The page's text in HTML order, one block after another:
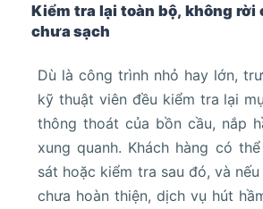
Kiểm tra lại toàn bộ, không rời
chưa sạch
Dù là công trình nhỏ hay lớn,
kỹ thuật viên đều kiểm tra lại
thông thoát của bồn cầu, nắp
xung quanh. Khách hàng có
sát hoặc kiểm tra sau đó, và
chưa hoàn thiện, dịch vụ hút